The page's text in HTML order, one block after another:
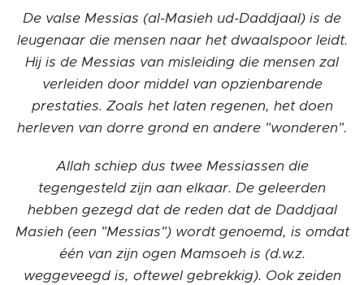
De valse Messias (al-Masieh ud-Daddjaal) is de
leugenaar die mensen naar het dwaalspoor leidt.
Hij is de Messias van misleiding die mensen zal
verleiden door middel van opzienbarende
prestaties. Zoals het laten regenen, het doen
herleven van dorre grond en andere "wonderen".
Allah schiep dus twee Messiassen die
tegengesteld zijn aan elkaar. De geleerden
hebben gezegd dat de reden dat de Daddjaal
Masieh (een "Messias") wordt genoemd, is omdat
één van zijn ogen Mamsoeh is (d.w.z.
weggeveegd is, oftewel gebrekkig). Ook zeiden